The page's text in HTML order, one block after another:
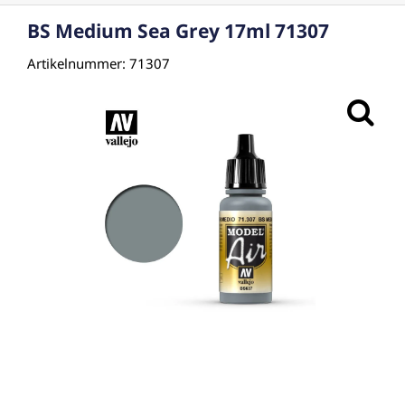
BS Medium Sea Grey 17ml 71307
Artikelnummer: 71307